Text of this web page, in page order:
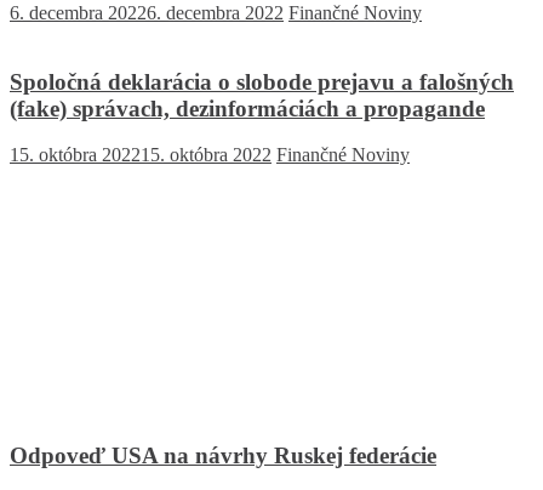
6. decembra 20226. decembra 2022 Finančné Noviny
Spoločná deklarácia o slobode prejavu a falošných
(fake) správach, dezinformáciách a propagande
15. októbra 202215. októbra 2022 Finančné Noviny
Odpoveď USA na návrhy Ruskej federácie